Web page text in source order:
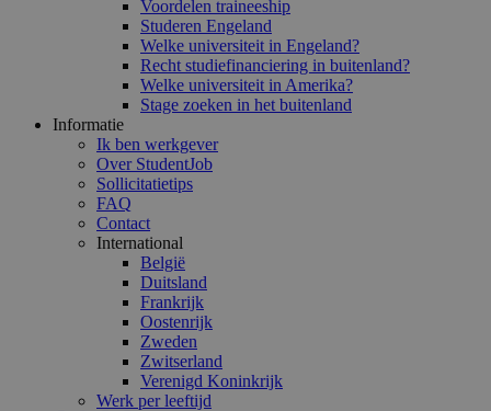
Voordelen traineeship
Studeren Engeland
Welke universiteit in Engeland?
Recht studiefinanciering in buitenland?
Welke universiteit in Amerika?
Stage zoeken in het buitenland
Informatie
Ik ben werkgever
Over StudentJob
Sollicitatietips
FAQ
Contact
International
België
Duitsland
Frankrijk
Oostenrijk
Zweden
Zwitserland
Verenigd Koninkrijk
Werk per leeftijd